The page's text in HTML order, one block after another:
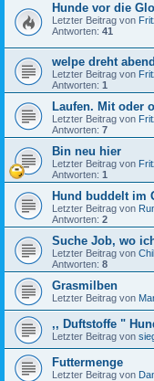
Hunde vor die
Letzter Beitrag von
Antworten: 41
welpe dreht
Letzter Beitrag von
Antworten: 1
Laufen. Mit oder
Letzter Beitrag von
Antworten: 7
Bin neu hier
Letzter Beitrag von
Antworten: 1
Hund buddelt im
Letzter Beitrag von
Antworten: 2
Suche Job, wo
Letzter Beitrag von
Antworten: 8
Grasmilben
Letzter Beitrag von
,, Duftstoffe "
Letzter Beitrag von
Futtermenge
Letzter Beitrag von